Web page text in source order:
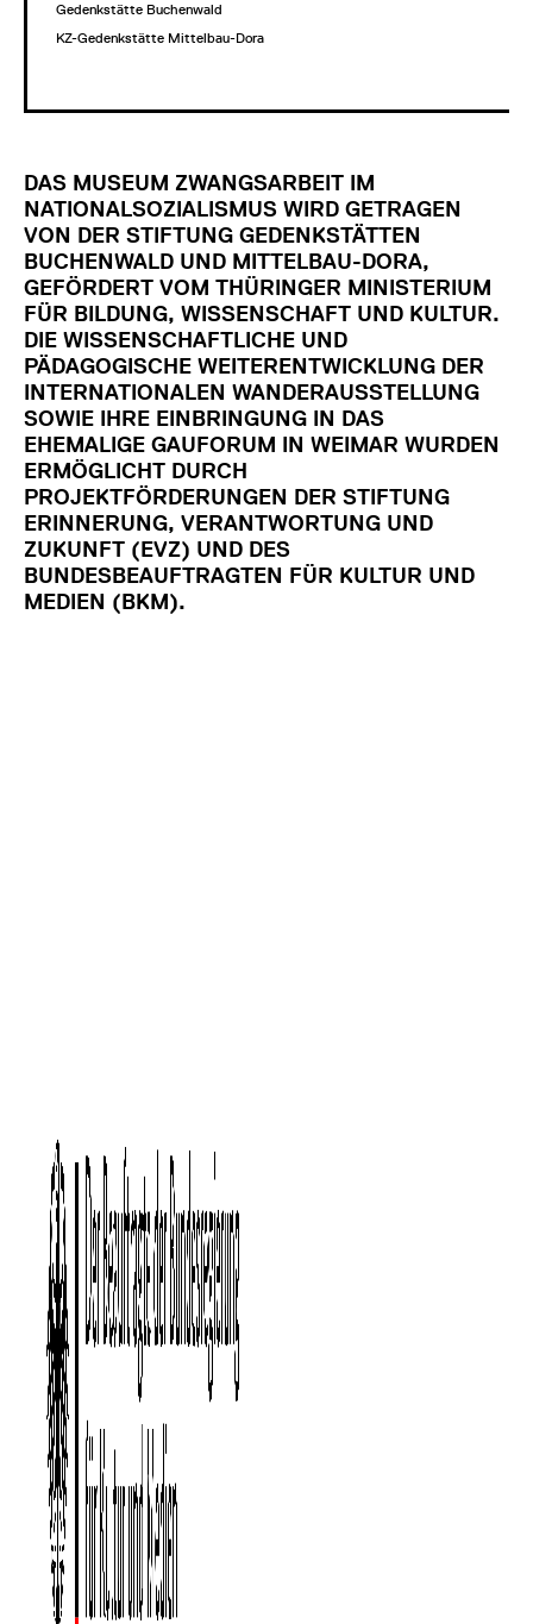
Gedenkstätte Buchenwald
KZ-Gedenkstätte Mittelbau-Dora
DAS MUSEUM ZWANGSARBEIT IM
NATIONALSOZIALISMUS WIRD GETRAGEN
VON DER STIFTUNG GEDENKSTÄTTEN
BUCHENWALD UND MITTELBAU-DORA,
GEFÖRDERT VOM THÜRINGER MINISTERIUM
FÜR BILDUNG, WISSENSCHAFT UND KULTUR.
DIE WISSENSCHAFTLICHE UND
PÄDAGOGISCHE WEITERENTWICKLUNG DER
INTERNATIONALEN WANDERAUSSTELLUNG
SOWIE IHRE EINBRINGUNG IN DAS
EHEMALIGE GAUFORUM IN WEIMAR WURDEN
ERMÖGLICHT DURCH
PROJEKTFÖRDERUNGEN DER STIFTUNG
ERINNERUNG, VERANTWORTUNG UND
ZUKUNFT (EVZ) UND DES
BUNDESBEAUFTRAGTEN FÜR KULTUR UND
MEDIEN (BKM).